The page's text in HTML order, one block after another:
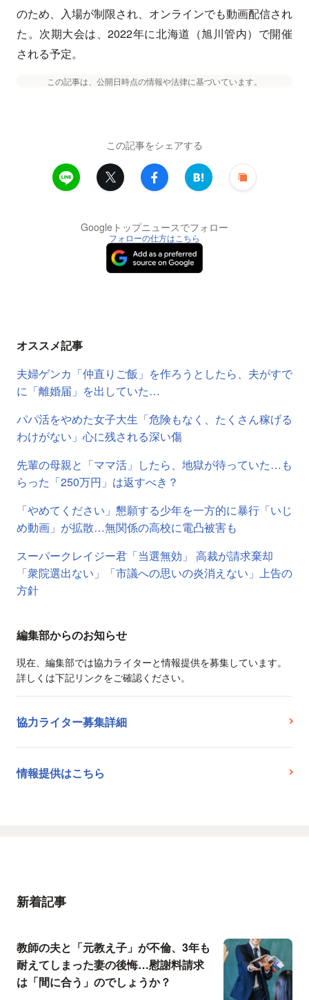
のため、入場が制限され、オンラインでも動画配信され
た。次期大会は、2022年に北海道（旭川管内）で開催
される予定。
この記事は、公開日時点の情報や法律に基づいています。
この記事をシェアする
Googleトップニュースでフォロー
フォローの仕方はこちら
オススメ記事
夫婦ゲンカ「仲直りご飯」を作ろうとしたら、夫がすで
に「離婚届」を出していた…
パパ活をやめた女子大生「危険もなく、たくさん稼げる
わけがない」心に残される深い傷
先輩の母親と「ママ活」したら、地獄が待っていた…も
らった「250万円」は返すべき？
「やめてください」懇願する少年を一方的に暴行「いじ
め動画」が拡散…無関係の高校に電凸被害も
スーパークレイジー君「当選無効」 高裁が請求棄却
「衆院選出ない」「市議への思いの炎消えない」上告の
方針
編集部からのお知らせ
現在、編集部では協力ライターと情報提供を募集しています。
詳しくは下記リンクをご確認ください。
協力ライター募集詳細
情報提供はこちら
新着記事
教師の夫と「元教え子」が不倫、3年も
耐えてしまった妻の後悔…慰謝料請求
は「間に合う」のでしょうか？